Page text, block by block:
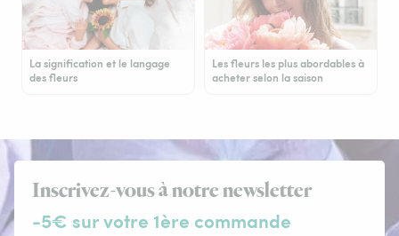
La signification et le langage
des fleurs
Les fleurs les plus abordables à
acheter selon la saison
Inscrivez-vous à notre newsletter
-5€ sur votre 1ère commande